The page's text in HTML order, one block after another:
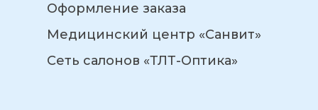
Оформление заказа
Медицинский центр «Санвит»
Сеть салонов «ТЛТ-Оптика»